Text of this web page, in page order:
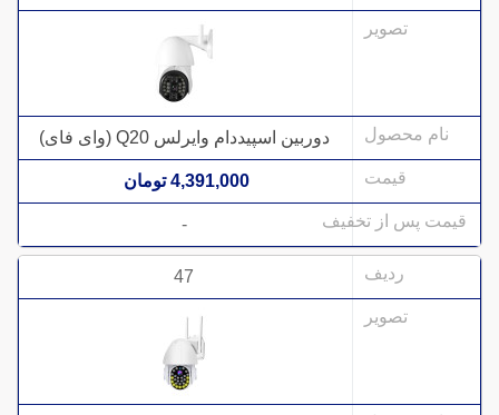
دوربین اسپیددام وایرلس Q20 (وای فای)
4,391,000 تومان
-
47